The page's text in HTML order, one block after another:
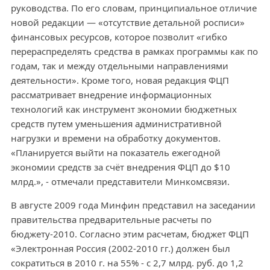
руководства. По его словам, принципиальное отличие
новой редакции — «отсутствие детальной росписи»
финансовых ресурсов, которое позволит «гибко
перераспределять средства в рамках программы как по
годам, так и между отдельными направлениями
деятельности». Кроме того, новая редакция ФЦП
рассматривает внедрение информационных
технологий как инструмент экономии бюджетных
средств путем уменьшения административной
нагрузки и времени на обработку документов.
«Планируется выйти на показатель ежегодной
экономии средств за счёт внедрения ФЦП до $10
млрд.», - отмечали представители Минкомсвязи.
В августе 2009 года Минфин представил на заседании
правительства предварительные расчеты по
бюджету-2010. Согласно этим расчетам, бюджет ФЦП
«Электронная Россия (2002-2010 гг.) должен был
сократиться в 2010 г. на 55% - с 2,7 млрд. руб. до 1,2